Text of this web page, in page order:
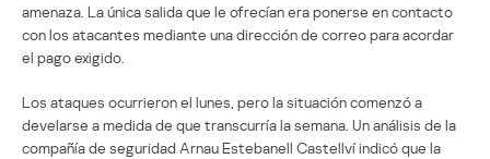
amenaza. La única salida que le ofrecían era ponerse en contacto
con los atacantes mediante una dirección de correo para acordar
el pago exigido.
Los ataques ocurrieron el lunes, pero la situación comenzó a
develarse a medida de que transcurría la semana. Un análisis de la
compañía de seguridad Arnau Estebanell Castellví indicó que la